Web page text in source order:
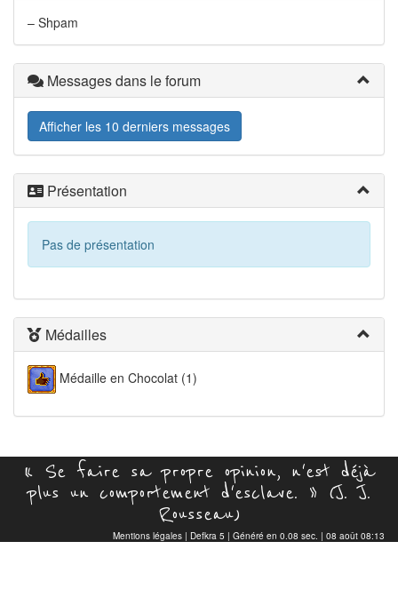
– Shpam
Messages dans le forum
Afficher les 10 derniers messages
Présentation
Pas de présentation
Médailles
Médaille en Chocolat (1)
« Se faire sa propre opinion, n'est déjà
plus un comportement d'esclave. » (J. J.
Rousseau)
Mentions légales | Defkra 5 | Généré en 0.08 sec. | 08 août 08:13